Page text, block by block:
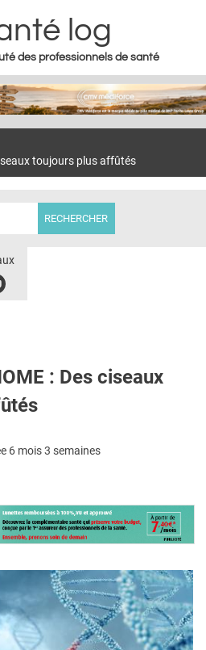
to navigation
log
des professionnels de santé
DOMICILE
toujours plus affûtés
: Des ciseaux
6 mois 3 semaines